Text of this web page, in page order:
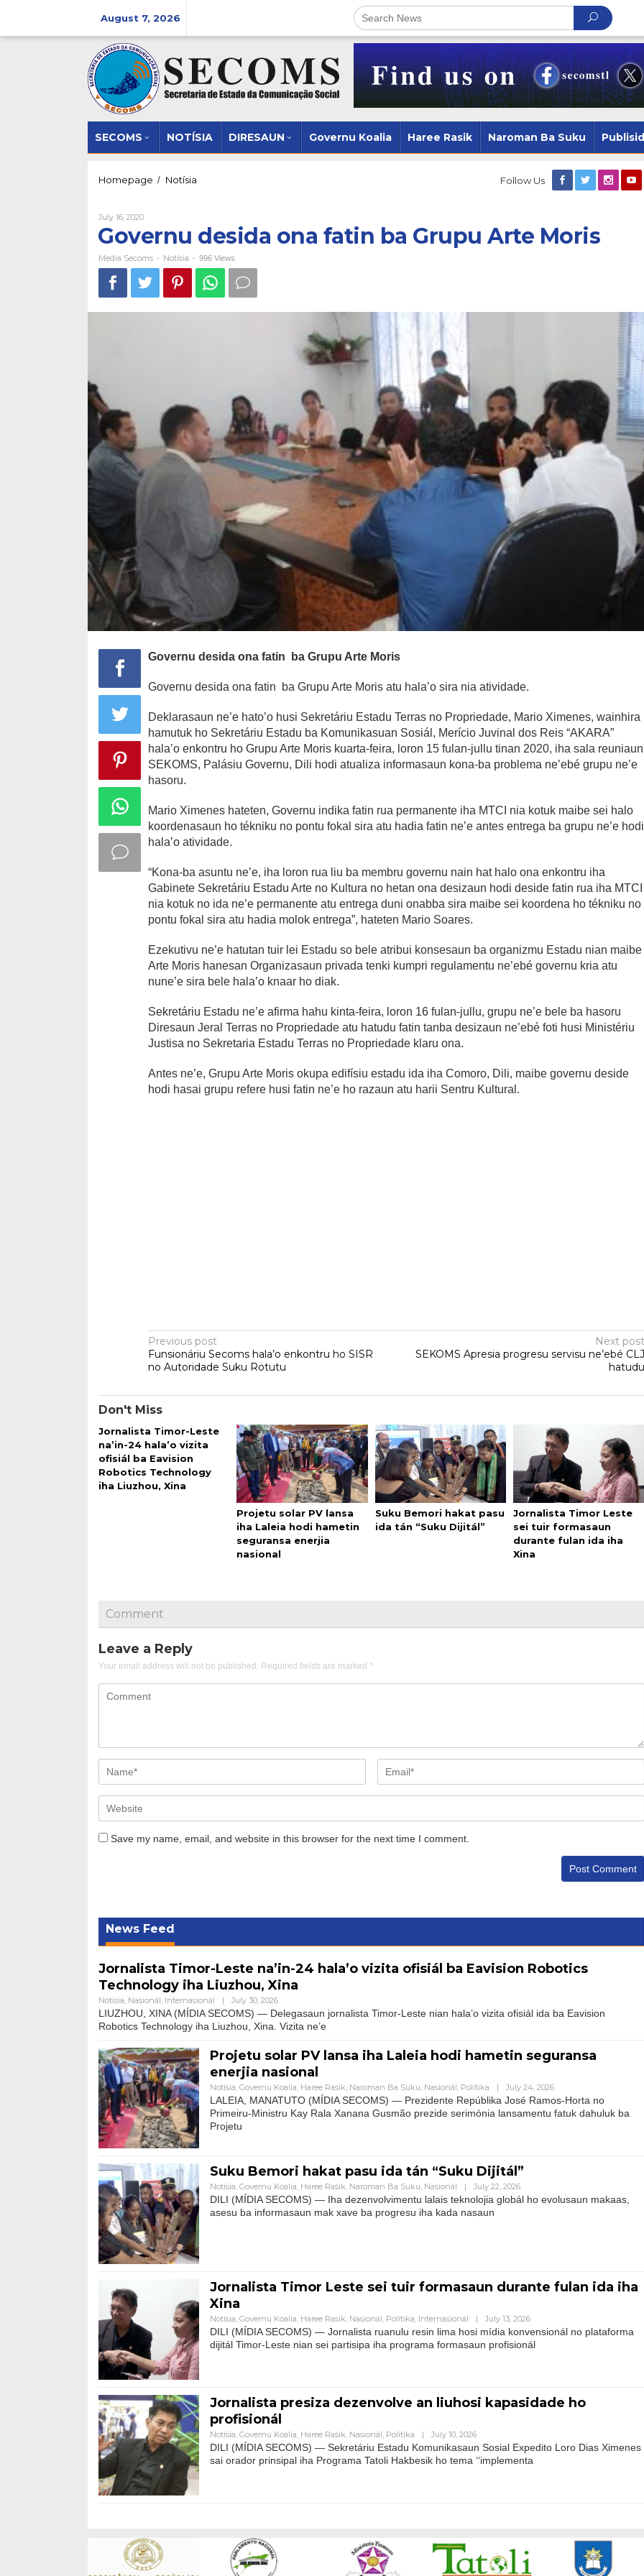
August 7, 2026
SECOMS NOTĺSIA DIRESAUN Governu Koalia Haree Rasik Naroman Ba Suku
Homepage / Notísia
ba
Grupu
Arte
Moris
Follow Us
July 16, 2020By
Secoms
Governu desida ona fatin ba Grupu Arte Moris
Media Secoms - Notísia - 996 Views
Governu desida ona fatin ba Grupu Arte Moris
Governu desida ona fatin ba Grupu Arte Moris atu hala’o sira nia atividade.
Deklarasaun ne’e hato’o husi Sekretáriu Estadu Terras no Propriedade, Mario Ximenes, wainhira
hamutuk ho Sekretáriu Estadu ba Komunikasuan Sosiál, Merício Juvinal dos Reis “AKARA”
hala’o enkontru ho Grupu Arte Moris kuarta-feira, loron 15 fulan-jullu tinan 2020, iha sala reuniaun
SEKOMS, Palásiu Governu, Dili hodi atualiza informasaun kona-ba problema ne’ebé grupu ne’e
hasoru.
Mario Ximenes hateten, Governu indika fatin rua permanente iha MTCI nia kotuk maibe sei halo
koordenasaun ho tékniku no pontu fokal sira atu hadia fatin ne’e antes entrega ba grupu ne’e hodi
hala’o atividade.
“Kona-ba asuntu ne’e, iha loron rua liu ba membru governu nain hat halo ona enkontru iha
Gabinete Sekretáriu Estadu Arte no Kultura no hetan ona desizaun hodi deside fatin rua iha MTCI
nia kotuk no ida ne’e permanente atu entrega duni onabba sira maibe sei koordena ho tékniku no
pontu fokal sira atu hadia molok entrega”, hateten Mario Soares.
Ezekutivu ne’e hatutan tuir lei Estadu so bele atribui konsesaun ba organizmu Estadu nian maibe
Arte Moris hanesan Organizasaun privada tenki kumpri regulamentu ne’ebé governu kria atu
nune’e sira bele hala’o knaar ho diak.
Sekretáriu Estadu ne’e afirma hahu kinta-feira, loron 16 fulan-jullu, grupu ne’e bele ba hasoru
Diresaun Jeral Terras no Propriedade atu hatudu fatin tanba desizaun ne’ebé foti husi Ministériu
Justisa no Sekretaria Estadu Terras no Propriedade klaru ona.
Antes ne’e, Grupu Arte Moris okupa edifísiu estadu ida iha Comoro, Dili, maibe governu deside
hodi hasai grupu refere husi fatin ne’e ho razaun atu harii Sentru Kultural.
Post
navigation
Previous post
Funsionáriu Secoms hala’o enkontru ho SISR
no Autoridade Suku Rotutu
Next post
SEKOMS Apresia progresu servisu ne’ebé CLJ
hatudu
Don't Miss
Jornalista Timor-Leste
na’in-24 hala’o vizita
ofisiál ba Eavision
Robotics Technology
iha Liuzhou, Xina
Projetu solar PV lansa
iha Laleia hodi hametin
seguransa enerjia
nasional
Suku Bemori hakat pasu
ida tán “Suku Dijitál”
Jornalista Timor Leste
sei tuir formasaun
durante fulan ida iha
Xina
Comment
Leave a Reply
Your email address will not be published. Required fields are marked *
Save my name, email, and website in this browser for the next time I comment.
News Feed
Jornalista Timor-Leste na’in-24 hala’o vizita ofisiál ba Eavision Robotics
Technology iha Liuzhou, Xina
Notísia Nasionál Internasionál | July 30, 2026
LIUZHOU, XINA (MÍDIA SECOMS) — Delegasaun jornalista Timor-Leste nian hala’o vizita ofisiál ida ba Eavision
Robotics Technology iha Liuzhou, Xina. Vizita ne’e
Projetu solar PV lansa iha Laleia hodi hametin seguransa
enerjia nasional
Notísia Governu Koalia Haree Rasik Naroman Ba Suku Nasionál Polítika | July 24, 2026
LALEIA, MANATUTO (MÍDIA SECOMS) — Prezidente Repúblika José Ramos-Horta no
Primeiru-Ministru Kay Rala Xanana Gusmão prezide serimónia lansamentu fatuk dahuluk ba
Projetu
Suku Bemori hakat pasu ida tán “Suku Dijitál”
Notísia Governu Koalia Haree Rasik Naroman Ba Suku Nasionál | July 22, 2026
DILI (MÍDIA SECOMS) — Iha dezenvolvimentu lalais teknolojia globál ho evolusaun makaas,
asesu ba informasaun mak xave ba progresu iha kada nasaun
Jornalista Timor Leste sei tuir formasaun durante fulan ida iha
Xina
Notísia Governu Koalia Haree Rasik Nasionál Polítika Internasionál | July 13, 2026
DILI (MÍDIA SECOMS) — Jornalista ruanulu resin lima hosi mídia konvensionál no plataforma
dijitál Timor-Leste nian sei partisipa iha programa formasaun profisionál
Jornalista presiza dezenvolve an liuhosi kapasidade ho
profisionál
Notísia Governu Koalia Haree Rasik Nasionál Polítika | July 10, 2026
DILI (MÍDIA SECOMS) — Sekretáriu Estadu Komunikasaun Sosial Expedito Loro Dias Ximenes
sai orador prinsipal iha Programa Tatoli Hakbesik ho tema ‘‘implementa